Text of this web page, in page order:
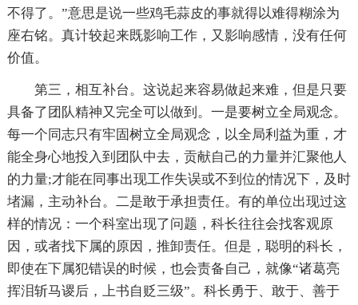
不得了。”意思是说一些鸡毛蒜皮的事就得以难得糊涂为
座右铭。真计较起来既影响工作，又影响感情，没有任何
价值。
第三，相互补台。这说起来容易做起来难，但是只要
具备了团队精神又完全可以做到。一是要树立全局观念。
每一个同志只有牢固树立全局观念，以全局利益为重，才
能全身心地投入到团队中去，贡献自己的力量并汇聚他人
的力量;才能在同事出现工作失误或不到位的情况下，及时
堵漏，主动补台。二是敢于承担责任。有的单位出现过这
样的情况：一个科室出现了问题，科长往往会找客观原
因，或者找下属的原因，推卸责任。但是，聪明的科长，
即使在下属犯错误的时候，也会责备自己，就像“诸葛亮
挥泪斩马谡后，上书自贬三级”。科长勇于、敢于、善于